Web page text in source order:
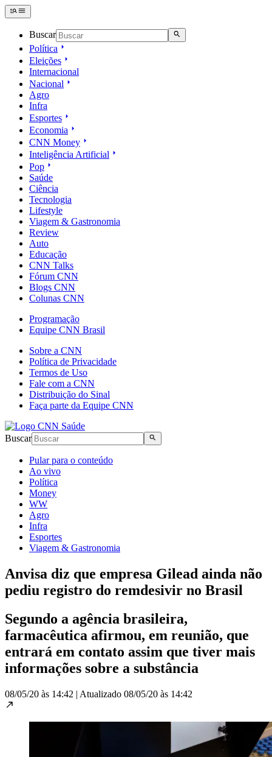
Buscar
Política
Eleições
Internacional
Nacional
Agro
Infra
Esportes
Economia
CNN Money
Inteligência Artificial
Pop
Saúde
Ciência
Tecnologia
Lifestyle
Viagem & Gastronomia
Review
Auto
Educação
CNN Talks
Fórum CNN
Blogs CNN
Colunas CNN
Programação
Equipe CNN Brasil
Sobre a CNN
Política de Privacidade
Termos de Uso
Fale com a CNN
Distribuição do Sinal
Faça parte da Equipe CNN
Buscar
Pular para o conteúdo
Ao vivo
Política
Money
WW
Agro
Infra
Esportes
Viagem & Gastronomia
Anvisa diz que empresa Gilead ainda não
pediu registro do remdesivir no Brasil
Segundo a agência brasileira,
farmacêutica afirmou, em reunião, que
entrará em contato assim que tiver mais
informações sobre a substância
08/05/20 às 14:42 | Atualizado 08/05/20 às 14:42